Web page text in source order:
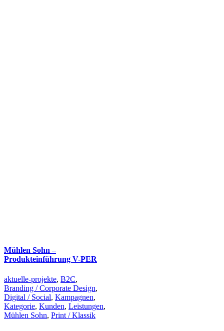
Mühlen Sohn –
Produkteinführung V-PER
aktuelle-projekte, B2C,
Branding / Corporate Design,
Digital / Social, Kampagnen,
Kategorie, Kunden, Leistungen,
Mühlen Sohn, Print / Klassik